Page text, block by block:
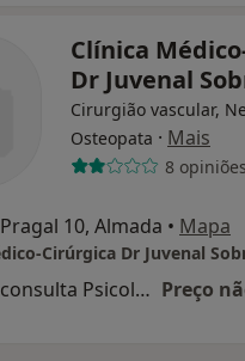
Clínica
Dr Juvenal
Cirurgião vascular,
Osteopata · Mais
8 opiniões
10, Almada • Mapa
Cirúrgica Dr Juvenal
Primeira consulta Psicologia Preço